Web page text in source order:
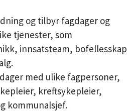
og tilbyr fagdager og
tjenester, som
innsatsteam, bofellesskap
med ulike fagpersoner,
kreftsykepleier,
kommunalsjef.